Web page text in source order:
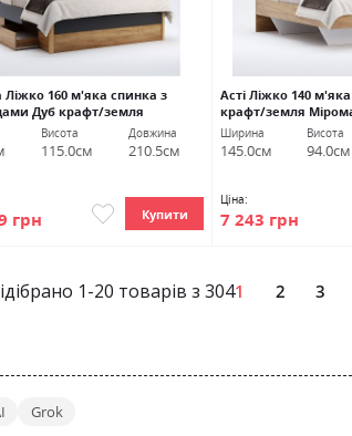
Ліжко 160 м'яка спинка з
Дуб крафт/земля
Висота
115.0см
Довжина
210.5см
грн Купити
Асті Ліжко 140
крафт/земля
Ширина
145.0см
Висота
94.0см
Ціна:
7 243 грн
1-20 товарів з 3041 2 3
Grok